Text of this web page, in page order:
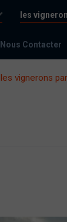
les
Nous Contacter
les vignerons